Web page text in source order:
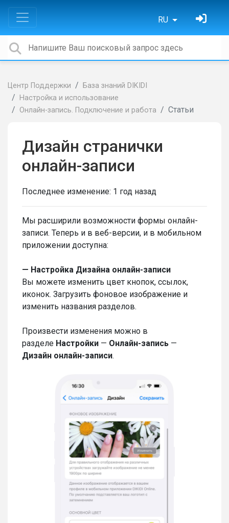
RU
Центр Поддержки
База знаний DIKIDI
Настройка и использование
Онлайн-запись. Подключение и работа
Статьи
Дизайн странички
онлайн-записи
Последнее изменение: 1 год назад
Мы расширили возможности формы онлайн-
записи. Теперь и в веб-версии, и в мобильном
приложении доступна:
— Настройка Дизайна онлайн-записи
Вы можете изменить цвет кнопок, ссылок,
иконок. Загрузить фоновое изображение и
изменить названия разделов.
Произвести изменения можно в
разделе Настройки — Онлайн-запись —
Дизайн онлайн-записи.